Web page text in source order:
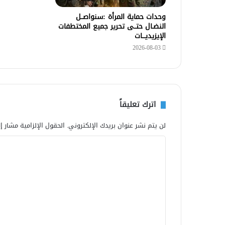
وحدات حماية المرأة :سنواصــل
النضـال حتــى تحرير جميع المختطفات
الإيزيديـــات
2026-08-03
اترك تعليقاً
لن يتم نشر عنوان بريدك الإلكتروني. الحقول الإلزامية مشار